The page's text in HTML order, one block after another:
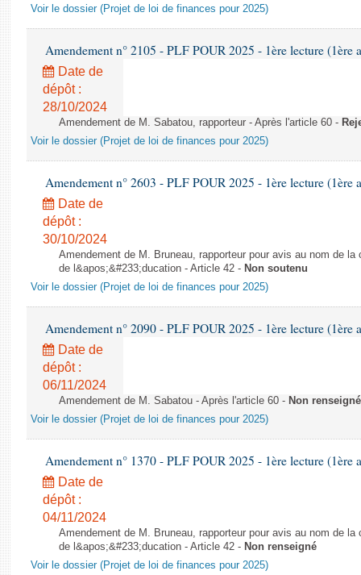
Voir le dossier (Projet de loi de finances pour 2025)
Amendement n° 2105 - PLF POUR 2025 - 1ère lecture (1ère
Date de
dépôt :
28/10/2024
Amendement de M. Sabatou, rapporteur - Après l'article 60 -
Voir le dossier (Projet de loi de finances pour 2025)
Amendement n° 2603 - PLF POUR 2025 - 1ère lecture (1ère
Date de
dépôt :
30/10/2024
Amendement de M. Bruneau, rapporteur pour avis au nom de
de l&apos;&#233;ducation - Article 42 - Non soutenu
Voir le dossier (Projet de loi de finances pour 2025)
Amendement n° 2090 - PLF POUR 2025 - 1ère lecture (1ère
Date de
dépôt :
06/11/2024
Amendement de M. Sabatou - Après l'article 60 - Non renseigné
Voir le dossier (Projet de loi de finances pour 2025)
Amendement n° 1370 - PLF POUR 2025 - 1ère lecture (1ère
Date de
dépôt :
04/11/2024
Amendement de M. Bruneau, rapporteur pour avis au nom de
de l&apos;&#233;ducation - Article 42 - Non renseigné
Voir le dossier (Projet de loi de finances pour 2025)